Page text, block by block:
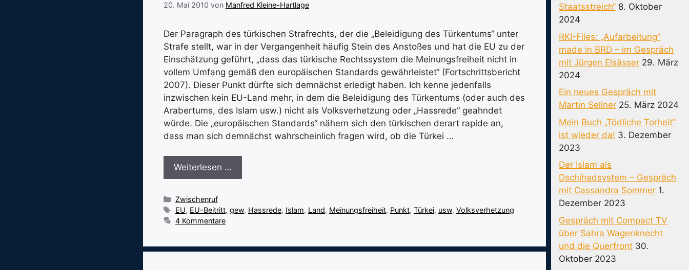
20. Mai 2010 von Manfred Kleine-Hartlage
Der Paragraph des türkischen Strafrechts, der die „Beleidigung des Türkentums“ unter
Strafe stellt, war in der Vergangenheit häufig Stein des Anstoßes und hat die EU zu der
Einschätzung geführt, „dass das türkische Rechtssystem die Meinungsfreiheit nicht in
vollem Umfang gemäß den europäischen Standards gewährleistet“ (Fortschrittsbericht
2007). Dieser Punkt dürfte sich demnächst erledigt haben. Ich kenne jedenfalls
inzwischen kein EU-Land mehr, in dem die Beleidigung des Türkentums (oder auch des
Arabertums, des Islam usw.) nicht als Volksverhetzung oder „Hassrede“ geahndet
würde. Die „europäischen Standards“ nähern sich den türkischen derart rapide an,
dass man sich demnächst wahrscheinlich fragen wird, ob die Türkei …
Weiterlesen …
Kategorien
Zwischenruf
Schlagwörter
EU, EU-Beitritt, gew, Hassrede, Islam, Land, Meinungsfreiheit, Punkt, Türkei, usw, Volksverhetzung
4 Kommentare
Staatsstreich“ 8. Oktober
2024
RKI-Files: „Aufarbeitung“
made in BRD – im Gespräch
mit Jürgen Elsässer 29. März
2024
Ein neues Gespräch mit
Martin Sellner 25. März 2024
Mein Buch „Tödliche Torheit“
ist wieder da! 3. Dezember
2023
Der Islam als
Dschihadsystem – Gespräch
mit Cassandra Sommer 1.
Dezember 2023
Gespräch mit Compact TV
über Sahra Wagenknecht
und die Querfront 30.
Oktober 2023